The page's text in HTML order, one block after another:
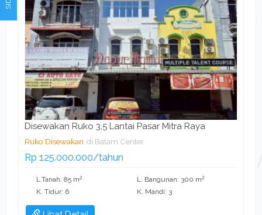
Disewakan Ruko 3,5 Lantai Pasar Mitra Raya
Ruko Disewakan di Batam Center
Rp 125.000.000/tahun
L.Tanah: 85 m2 L. Bangunan: 300 m2
K. Tidur: 6 K. Mandi: 3